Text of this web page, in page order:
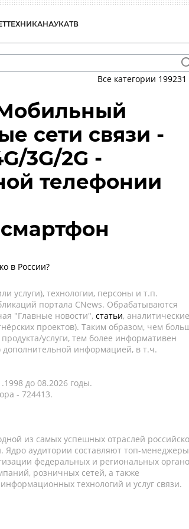
ТЕХНИКАНАУКАТВ
Все категории 199231
сети связи -
3G/2G -
телефонии
в России?
услуги), технологии, персоны и т.п.
портала CNews. Обрабатываются
"Главные новости", статьи, аналитические
проектов). Таким образом, чем
услуги, тем более информативен
информацией, в т.ч.
до 08.2026 годы.
- 724413.
из самых успешных отраслей
аудитории составляют топ-
федеральных и региональных
розничных сетей, а также
технологий и услуг связи.